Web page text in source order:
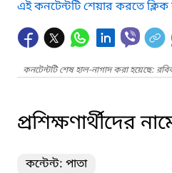
এই কনটেন্টটি শেয়ার করতে
কনটেন্টটি শেষ হাল-নাগাদ করা হয়েছে:
প্রশিক্ষণার্থীদের
কন্টেন্ট: পাতা